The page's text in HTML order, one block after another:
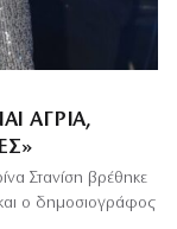
ΆΓΡΙΑ,
Στανίση βρέθηκε
ο δημοσιογράφος